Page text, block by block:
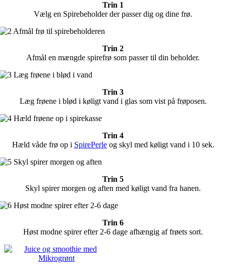
Trin 1
Vælg en Spirebeholder der passer dig og dine frø.
Trin 2
Afmål en mængde spirefrø som passer til din beholder.
Trin 3
Læg frøene i blød i køligt vand i glas som vist på frøposen.
Trin 4
Hæld våde frø op i SpirePerleog skyl med køligt vand i 10 sek.
Trin 5
Skyl spirer morgen og aften med køligt vand fra hanen.
Trin 6
Høst modne spirer efter 2-6 dage afhængig af frøets sort.